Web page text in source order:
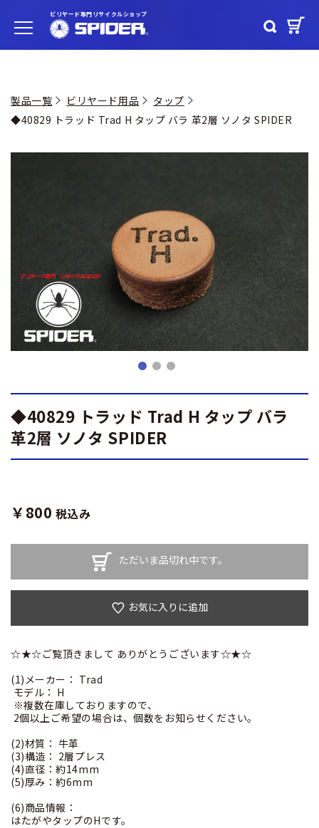
ビリヤード専門リサイクルショップ
製品一覧 ビリヤード用品
タップ
◆40829 トラッド Trad H タップ バラ 革2層 ソノタ SPIDER
◆40829 トラッド Trad H タップ バラ
革2層 ソノタ SPIDER
￥800 税込み
ただいま品切れ中です。
お気に入りに追加
☆★☆ご覧頂きまして ありがとうございます☆★☆
(1)メーカー： Trad
モデル： H
※複数在庫しておりますので、
2個以上ご希望の場合は、個数をお知らせください。
(2)材質： 牛革
(3)構造： 2層プレス
(4)直径：約14mm
(5)厚み：約6mm
(6)商品情報：
はたがやタップのHです。